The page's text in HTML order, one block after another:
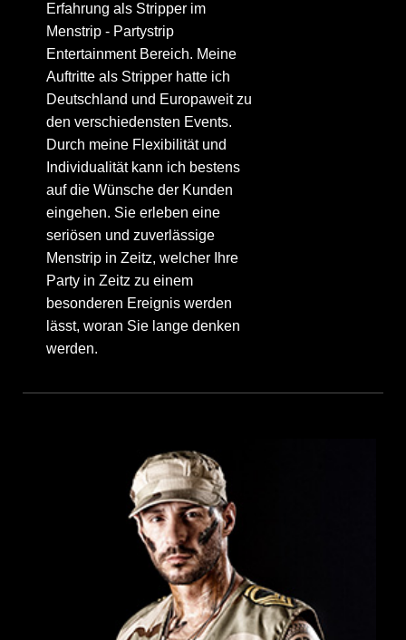
Erfahrung als Stripper im
Menstrip - Partystrip
Entertainment Bereich. Meine
Auftritte als Stripper hatte ich
Deutschland und Europaweit zu
den verschiedensten Events.
Durch meine Flexibilität und
Individualität kann ich bestens
auf die Wünsche der Kunden
eingehen. Sie erleben eine
seriösen und zuverlässige
Menstrip in Zeitz, welcher Ihre
Party in Zeitz zu einem
besonderen Ereignis werden
lässt, woran Sie lange denken
werden.